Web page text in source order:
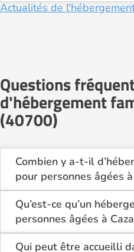
Actualités de
Questions
d'hébergement
(40700)
Combien y a-t-il
pour personnes âgées
Sur Logement-
1 hébergements
Cazalis (40700) en 2026.
Ces structures offrent un
sécurisant, idéal pour les
Qu’est-ce qu’un
personnes âgées à
L’hébergement familial
d’être accueillie au
Qui peut être accueilli